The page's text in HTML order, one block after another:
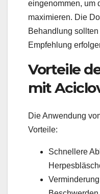
eingenommen, um
maximieren. Die
Behandlung
Empfehlung
Vorteile
mit
Die Anwendung
Vorteile:
Schnellere